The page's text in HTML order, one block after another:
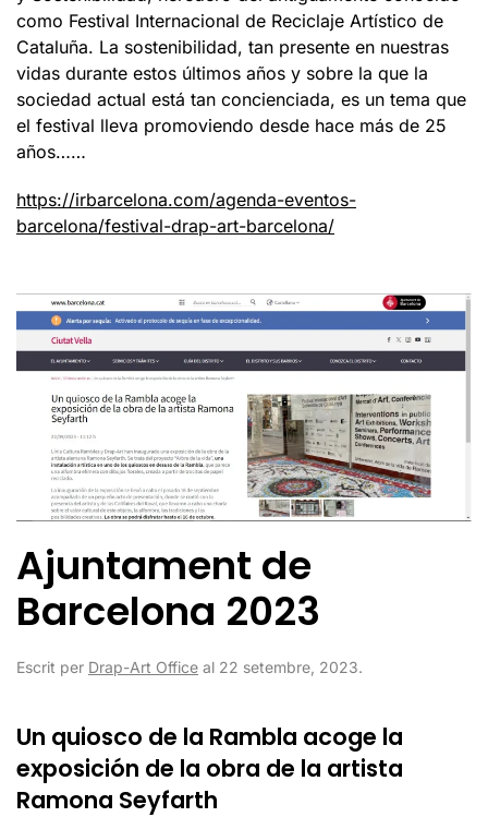
como Festival Internacional de Reciclaje Artístico de
Cataluña. La sostenibilidad, tan presente en nuestras
vidas durante estos últimos años y sobre la que la
sociedad actual está tan concienciada, es un tema que
el festival lleva promoviendo desde hace más de 25
años……
https://irbarcelona.com/agenda-eventos-
barcelona/festival-drap-art-barcelona/
Ajuntament de
Barcelona 2023
Escrit per Drap-Art Office al 22 setembre, 2023.
Un quiosco de la Rambla acoge la
exposición de la obra de la artista
Ramona Seyfarth